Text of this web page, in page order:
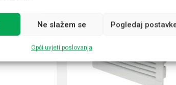
Ne slažem se Pogledaj
Opći uvjeti poslovanja